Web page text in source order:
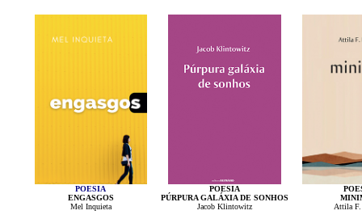
POESIA
ENGASGOS
Mel Inquieta
POESIA
PÚRPURA GALÁXIA DE SONHOS
Jacob Klintowitz
Attila F.